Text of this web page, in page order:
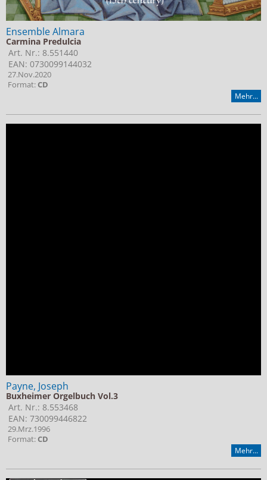
Ensemble Almara
Carmina Predulcia
Art. Nr.: 8.551440
EAN: 0730099144032
27.Nov.2020
Format:CD
Mehr...
Payne, Joseph
Buxheimer Orgelbuch Vol.3
Art. Nr.: 8.553468
EAN: 730099446822
29.Mrz.1996
Format:CD
Mehr...